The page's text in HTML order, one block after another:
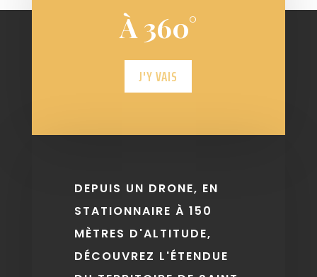
À 360°
J'Y VAIS
DEPUIS UN DRONE, EN
STATIONNAIRE À 150
MÈTRES D'ALTITUDE,
DÉCOUVREZ L'ÉTENDUE